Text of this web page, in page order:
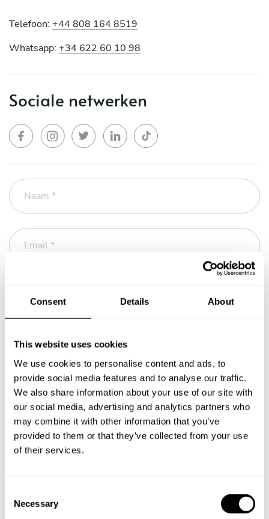
Consent Details About
This website uses cookies
We use cookies to personalise content and ads, to
provide social media features and to analyse our traffic.
We also share information about your use of our site with
our social media, advertising and analytics partners who
may combine it with other information that you’ve
provided to them or that they’ve collected from your use
of their services.
Necessary
Telefoon: +44 808 164 8519
Whatsapp: +34 622 60 10 98
Sociale netwerken
Naam *
Email *
Telefoon
Bericht *
Door dit formulier in te dienen, bevestig ik dat ik de